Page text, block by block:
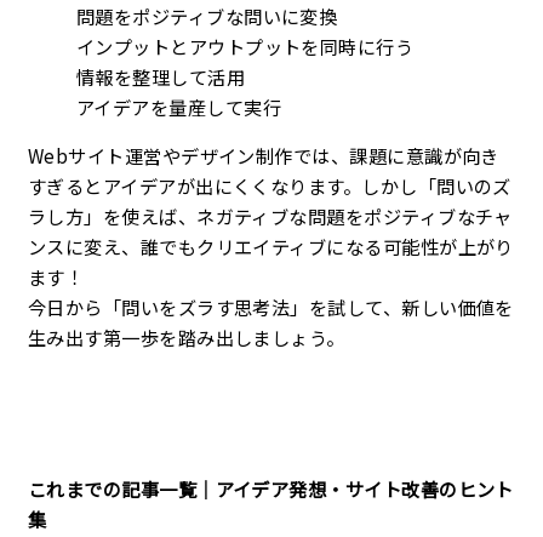
問題をポジティブな問いに変換
インプットとアウトプットを同時に行う
情報を整理して活用
アイデアを量産して実行
Webサイト運営やデザイン制作では、課題に意識が向き
すぎるとアイデアが出にくくなります。しかし「問いのズ
ラし方」を使えば、ネガティブな問題をポジティブなチャ
ンスに変え、誰でもクリエイティブになる可能性が上がり
ます！
今日から「問いをズラす思考法」を試して、新しい価値を
生み出す第一歩を踏み出しましょう。
これまでの記事一覧｜アイデア発想・サイト改善のヒント
集